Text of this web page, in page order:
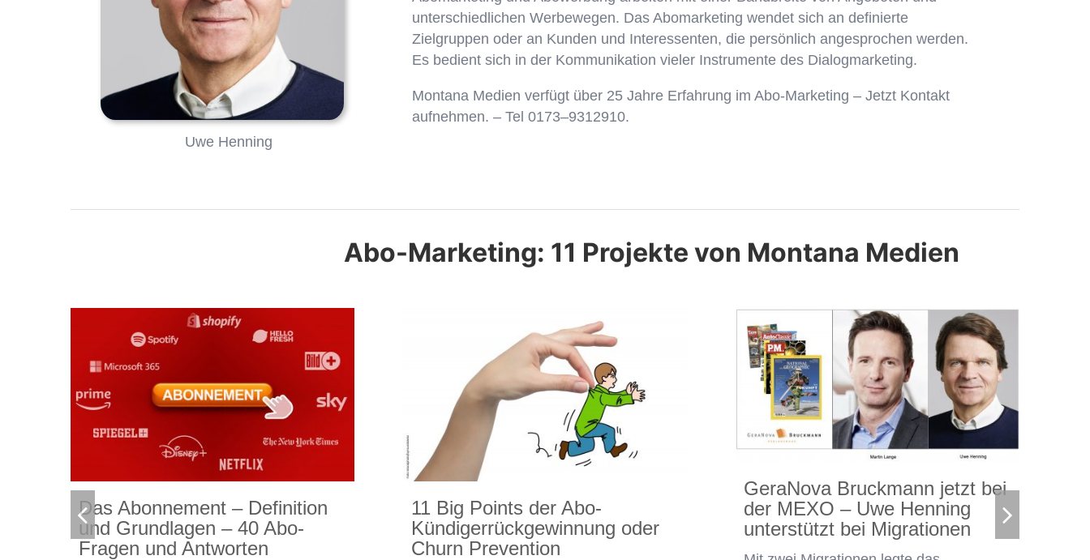
Uwe Henning
unterschiedlichen Werbewegen. Das Abomarketing wendet sich an definierte
Zielgruppen oder an Kunden und Interessenten, die persönlich angesprochen werden.
Es bedient sich in der Kommunikation vieler Instrumente des Dialogmarketing.
Montana Medien verfügt über 25 Jahre Erfahrung im Abo-Marketing – Jetzt Kontakt
aufnehmen. – Tel 0173–9312910.
Abo-Marketing: 11 Projekte von Montana Medien
Das Abonnement – Definition
und Grundlagen – 40 Abo-
Fragen und Antworten
11 Big Points der Abo-
Kündigerrückgewinnung oder
Churn Prevention
GeraNova Bruckmann jetzt bei
der MEXO – Uwe Henning
unterstützt bei Migrationen